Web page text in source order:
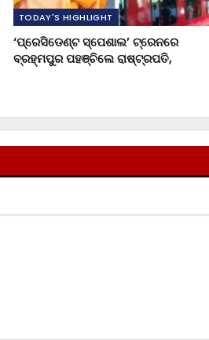
TODAY'S HIGHLIGHT
‘ପ୍ରେସିଡେଣ୍ଟ ସ୍ପେଶାଲ’ ଟ୍ରେନରେ
ବ୍ରହ୍ମପୁର ପହଞ୍ଚିଲେ ରାଷ୍ଟ୍ରପତି,